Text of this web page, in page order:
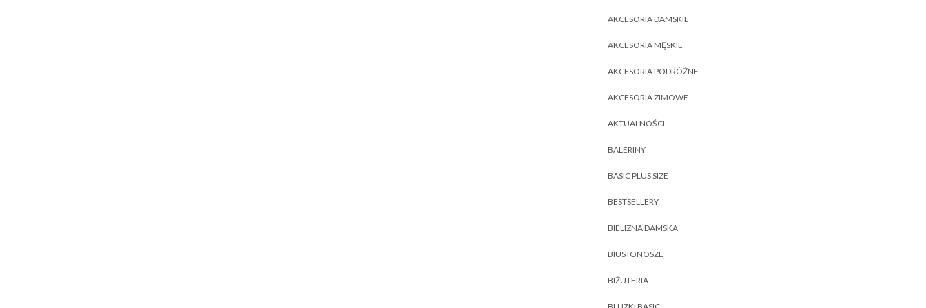
AKCESORIA DAMSKIE
AKCESORIA MĘSKIE
AKCESORIA PODRÓŻNE
AKCESORIA ZIMOWE
AKTUALNOŚCI
BALERINY
BASIC PLUS SIZE
BESTSELLERY
BIELIZNA DAMSKA
BIUSTONOSZE
BIŻUTERIA